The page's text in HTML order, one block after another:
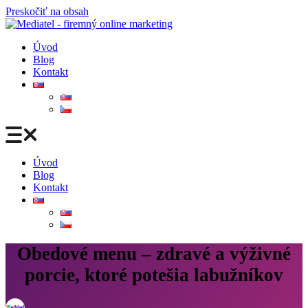
Preskočiť na obsah
Úvod
Blog
Kontakt
Úvod
Blog
Kontakt
Obedové menu – zdravé a výživné
porcie, ktoré potešia labužníkov